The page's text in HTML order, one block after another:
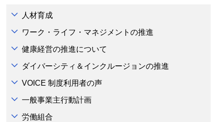
人材育成
ワーク・ライフ・マネジメントの推進
健康経営の推進について
ダイバーシティ＆インクルージョンの推進
VOICE 制度利用者の声
一般事業主行動計画
労働組合